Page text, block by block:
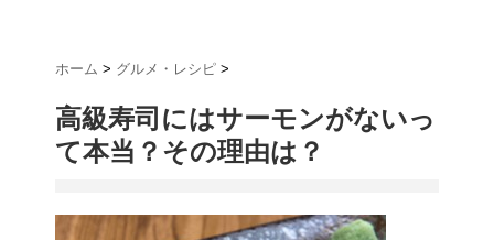
ホーム > グルメ・レシピ >
高級寿司にはサーモンがないっ
て本当？その理由は？